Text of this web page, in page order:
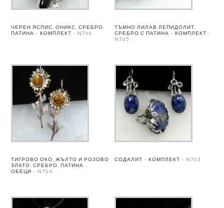
ЧЕРЕН ЯСПИС, ОНИКС, СРЕБРО,
ПАТИНА – КОМПЛЕКТ – N766
ТЪМНО ЛИЛАВ ЛЕПИДОЛИТ,
СРЕБРО С ПАТИНА – КОМПЛЕКТ –
N765
ТИГРОВО ОКО, ЖЪЛТО И РОЗОВО
ЗЛАТО, СРЕБРО, ПАТИНА –
ОБЕЦИ – N764
СОДАЛИТ – КОМПЛЕКТ – N763